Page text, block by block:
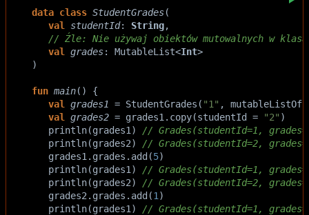
data class StudentGrades(
val
studentId: String,
// Źle: Nie używaj obiektów mutowalnych w
val
grades: MutableList<Int>
)
fun main() {
val
grades1 = StudentGrades ( "1" , mutableListOf
val
grades2 = grades1 . copy(studentId = "2" )
println(grades1 ) // Grades(studentId=1,
println(grades2) // Grades(studentId=2,
grades1 . grades . add(5)
println(grades1 ) // Grades(studentId=1,
println(grades2) // Grades(studentId=2,
grades2 . grades . add(1 )
println(grades1 ) // Grades(studentId=1,